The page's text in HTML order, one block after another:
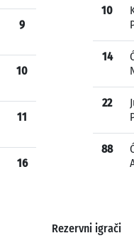
9
10
11
16
10
14
22
88
Rezervni igrači